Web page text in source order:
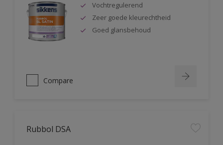
Vochtregulerend
Zeer goede kleurechtheid
Goed glansbehoud
Compare
Rubbol DSA